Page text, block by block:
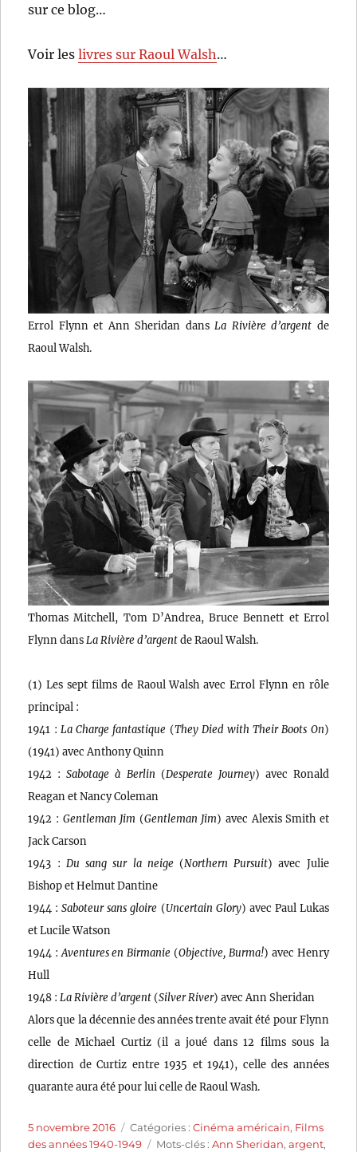
sur ce blog…
Voir leslivres sur Raoul Walsh…
Errol Flynn et Ann Sheridan dans La Rivière d’argent de
Raoul Walsh.
Thomas Mitchell, Tom D’Andrea, Bruce Bennett et Errol
Flynn dansLa Rivière d’argentde Raoul Walsh.
(1) Les sept films de Raoul Walsh avec Errol Flynn en rôle
principal :
1941 : La Charge fantastique (They Died with Their Boots On)
(1941) avec Anthony Quinn
1942 :Sabotage à Berlin (Desperate Journey) avec Ronald
Reagan et Nancy Coleman
1942 : Gentleman Jim (Gentleman Jim) avec Alexis Smith et
Jack Carson
1943 : Du sang sur la neige(Northern Pursuit) avec Julie
Bishop et Helmut Dantine
1944 :Saboteur sans gloire (Uncertain Glory) avec Paul Lukas
et Lucile Watson
1944 :Aventures en Birmanie (Objective, Burma!) avec Henry
Hull
1948 :La Rivière d’argent(Silver River) avec Ann Sheridan
Alors que la décennie des années trente avait été pour Flynn
celle de Michael Curtiz (il a joué dans 12 films sous la
direction de Curtiz entre 1935 et 1941), celle des années
quarante aura été pour lui celle de Raoul Wash.
Publié
le
5 novembre 2016 Catégories
Catégories :Cinéma américain, Films
des années 1940-1949
Étiquettes
Mots-clés :Ann Sheridan,argent,